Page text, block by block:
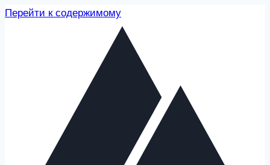
Перейти к содержимому